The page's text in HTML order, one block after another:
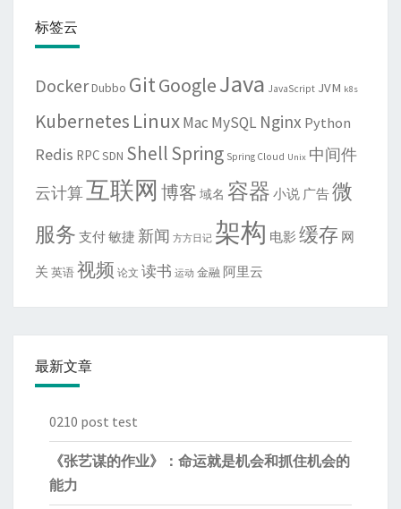
标签云
DockerDubbo GitGoogleJava JavaScript JVM k8s
Kubernetes LinuxMac MySQL Nginx Python
Redis RPCSDN ShellSpring Spring Cloud Unix 中间件
云计算互联网 博客 域名 容器 小说 广告微
服务 支付敏捷 新闻 方方日记 架构 电影 缓存 网
关 英语视频 论文 读书 运动 金融 阿里云
最新文章
0210 post test
《张艺谋的作业》：命运就是机会和抓住机会的
能力